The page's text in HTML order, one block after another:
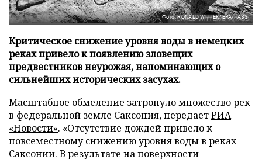
Фото: RONALD WITTEK/EPA/TASS
Критическое снижение уровня воды в немецких
реках привело к появлению зловещих
предвестников неурожая, напоминающих о
сильнейших исторических засухах.
Масштабное обмеление затронуло множество рек
в федеральной земле Саксония, передаетРИА
«Новости». «Отсутствие дождей привело к
повсеместному снижению уровня воды в реках
Саксонии. В результате на поверхности